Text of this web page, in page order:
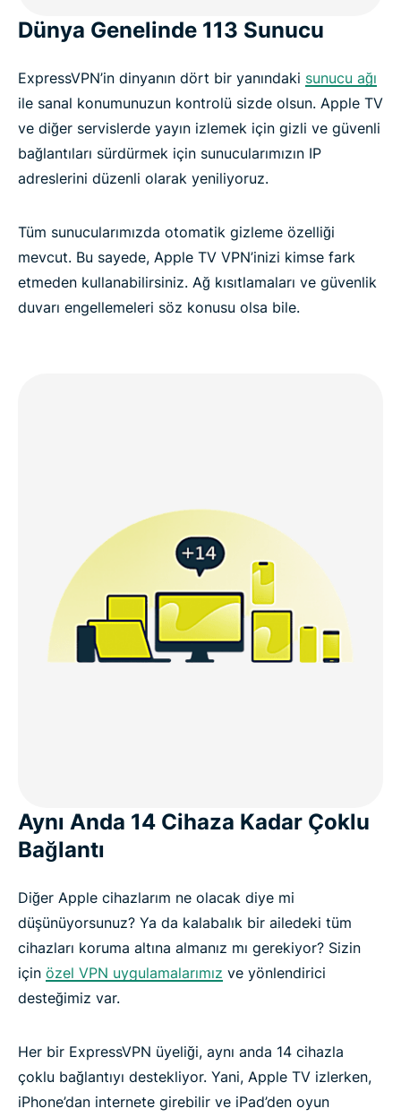
Dünya Genelinde 113 Sunucu
ExpressVPN’in dinyanın dört bir yanındaki sunucu ağı
ile sanal konumunuzun kontrolü sizde olsun. Apple TV
ve diğer servislerde yayın izlemek için gizli ve güvenli
bağlantıları sürdürmek için sunucularımızın IP
adreslerini düzenli olarak yeniliyoruz.
Tüm sunucularımızda otomatik gizleme özelliği
mevcut. Bu sayede, Apple TV VPN’inizi kimse fark
etmeden kullanabilirsiniz. Ağ kısıtlamaları ve güvenlik
duvarı engellemeleri söz konusu olsa bile.
Aynı Anda 14 Cihaza Kadar Çoklu
Bağlantı
Diğer Apple cihazlarım ne olacak diye mi
düşünüyorsunuz? Ya da kalabalık bir ailedeki tüm
cihazları koruma altına almanız mı gerekiyor? Sizin
için özel VPN uygulamalarımız ve yönlendirici
desteğimiz var.
Her bir ExpressVPN üyeliği, aynı anda 14 cihazla
çoklu bağlantıyı destekliyor. Yani, Apple TV izlerken,
iPhone’dan internete girebilir ve iPad’den oyun